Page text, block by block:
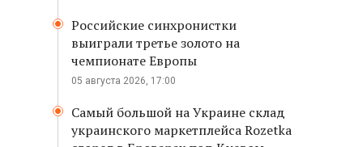
Российские синхронистки
выиграли третье золото на
чемпионате Европы
05 августа 2026, 17:00
Самый большой на Украине склад
украинского маркетплейса Rozetka